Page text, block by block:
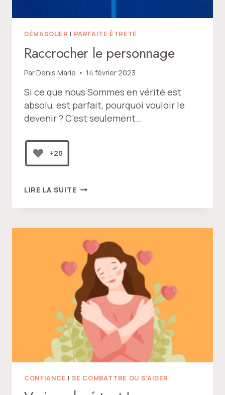
DÉMASQUER | PARFAITE ÊTRETÉ
Raccrocher le personnage
ParDenis Marie 14 février 2023
Si ce que nous Sommes en vérité est
absolu, est parfait, pourquoi vouloir le
devenir ? C’est seulement…
+20
LIRE LA SUITERACCROCHER
PERSONNAGE
CONFIANCE | SE COMBATTRE OU S'AIDER